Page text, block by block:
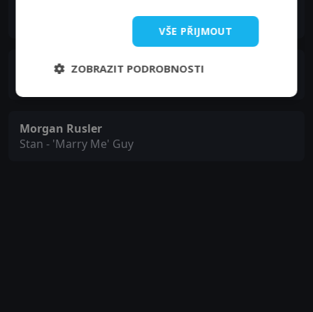
Kathryn Fiore
Morgan Rusler
Stan - 'Marry Me' Guy
VŠE PŘIJMOUT
ZOBRAZIT PODROBNOSTI